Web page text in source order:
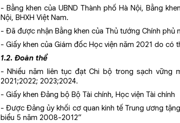
- Bằng khen của UBND Thành phố Hà Nội, Bằng
Nội, BHXH Việt Nam.
- Đã được nhận Bằng khen của Thủ tướng Chính phủ
- Giấy khen của Giám đốc Học viện năm 2021 do
1.2. Đoàn thể
- Nhiều năm liên tục đạt Chi bộ trong sạch vững
2021;2022; 2023;2024.
- Giấy khen Đảng bộ Bộ Tài chính, Học viện Tài chính
- Được Đảng ủy khối cơ quan kinh tế Trung ương
biểu 5 năm 2008-2012”